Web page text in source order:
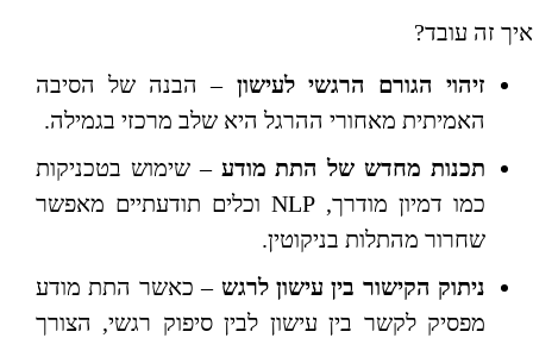
איך זה עובד?
זיהוי הגורם הרגשי לעישון – הבנה של הסיבה
האמיתית מאחורי ההרגל היא שלב מרכזי בגמילה.
תכנות מחדש של התת מודע – שימוש בטכניקות
כמו דמיון מודרך, NLP וכלים תודעתיים מאפשר
שחרור מהתלות בניקוטין.
ניתוק הקישור בין עישון לרגש – כאשר התת מודע
מפסיק לקשר בין עישון לבין סיפוק רגשי, הצורך